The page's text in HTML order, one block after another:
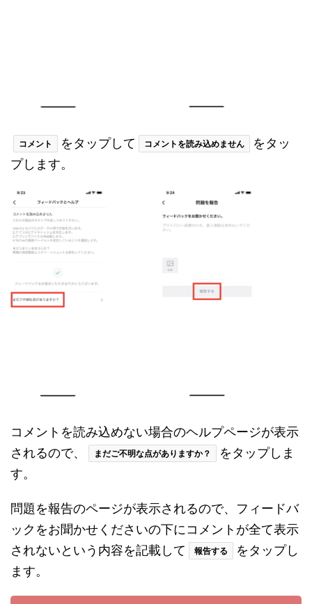
コメント をタップして コメントを読み込めません
をタッ
プします。
コメントを読み込めない場合のヘルプページが表示
されるので、
まだご不明な点がありますか？
をタップしま
す。
問題を報告のページが表示されるので、フィードバ
ックをお聞かせくださいの下にコメントが全て表示
されないという内容を記載して
報告する
をタップし
ます。